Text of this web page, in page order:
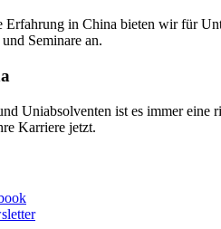
Erfahrung in China bieten wir für
Seminare an.
Uniabsolventen ist es immer
Karriere jetzt.